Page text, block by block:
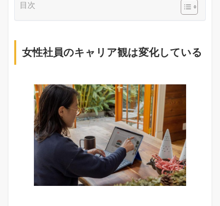
目次
女性社員のキャリア観は変化している